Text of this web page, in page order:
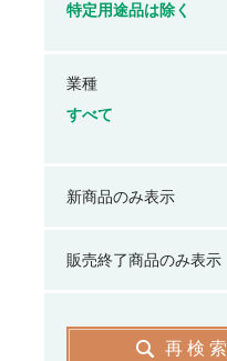
特定用途品は除く
業種
すべて
新商品のみ表示
販売終了商品のみ表示
再検索